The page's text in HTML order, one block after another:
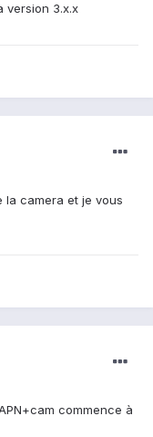
version 3.x.x
la camera et je vous
commence à